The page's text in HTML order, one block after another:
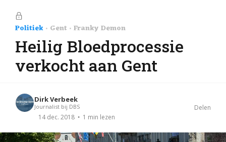
Politiek Gent Franky Demon
Heilig Bloedprocessie
verkocht aan Gent
Dirk Verbeek
Journalist bij DBS
14 dec. 2018 1 min lezen
Delen